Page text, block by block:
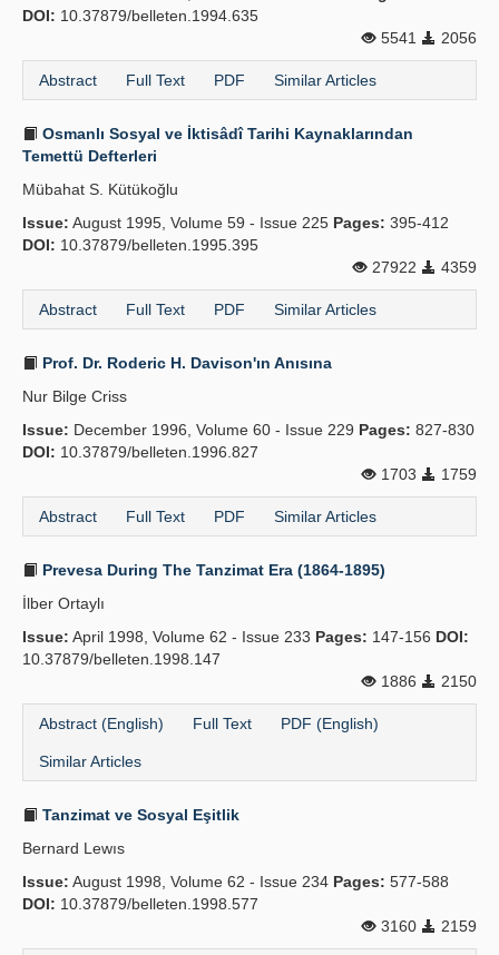
DOI: 10.37879/belleten.1994.635
5541
2056
Abstract Full Text PDF Similar Articles
Osmanlı Sosyal ve İktisâdî Tarihi Kaynaklarından
Temettü Defterleri
Mübahat S. Kütükoğlu
Issue: August 1995, Volume 59 - Issue 225 Pages: 395-412
DOI: 10.37879/belleten.1995.395
27922
4359
Abstract Full Text PDF Similar Articles
Prof. Dr. Roderic H. Davison'ın Anısına
Nur Bilge Criss
Issue: December 1996, Volume 60 - Issue 229 Pages: 827-830
DOI: 10.37879/belleten.1996.827
1703
1759
Abstract Full Text PDF Similar Articles
Prevesa During The Tanzimat Era (1864-1895)
İlber Ortaylı
Issue: April 1998, Volume 62 - Issue 233 Pages: 147-156 DOI:
10.37879/belleten.1998.147
1886
2150
Abstract (English) Full Text PDF (English)
Similar Articles
Tanzimat ve Sosyal Eşitlik
Bernard Lewıs
Issue: August 1998, Volume 62 - Issue 234 Pages: 577-588
DOI: 10.37879/belleten.1998.577
3160
2159